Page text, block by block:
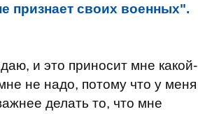
признает своих военных".
и это приносит мне какой-
не надо, потому что у меня
делать то, что мне